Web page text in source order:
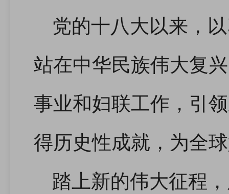
党的十八大以来，
站在中华民族伟大复
事业和妇联工作，引
得历史性成就，为全
踏上新的伟大征程